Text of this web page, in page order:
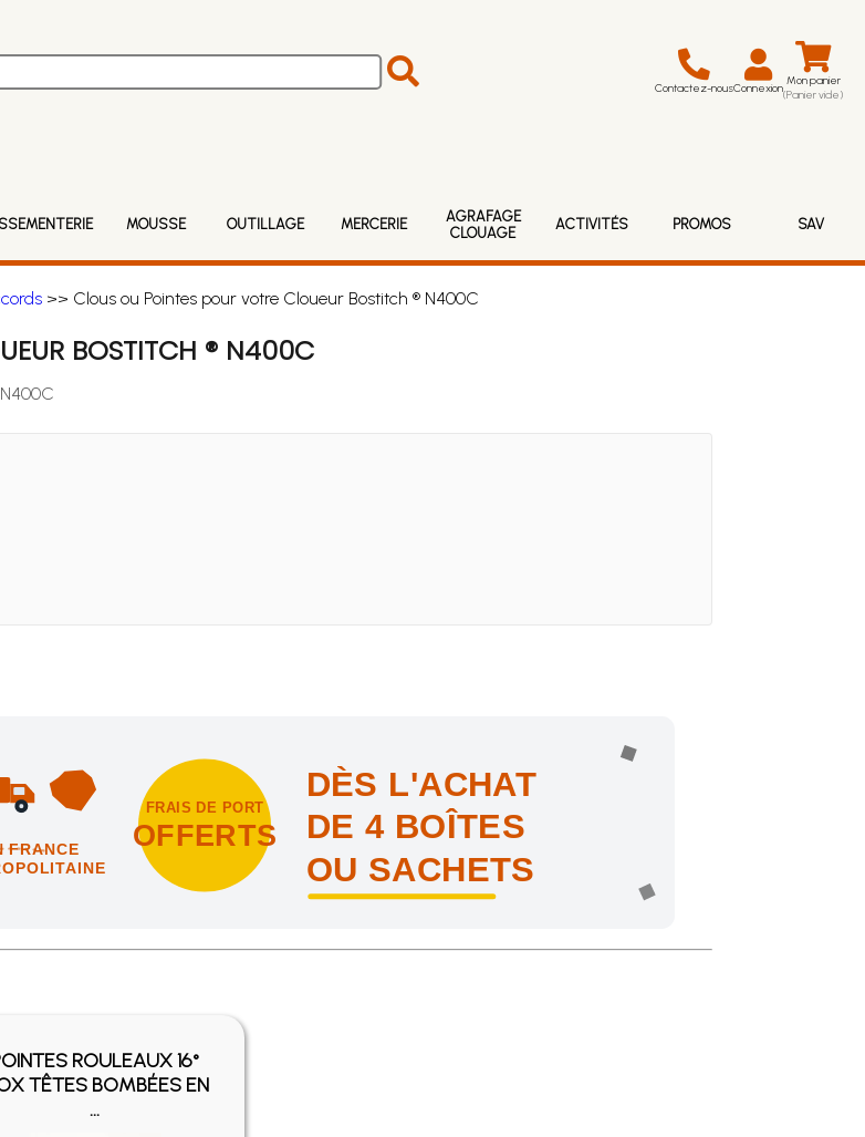
Contactez-nousConnexion Mon panier
(Panier vide)
MOUSSE OUTILLAGE MERCERIE
AGRAFAGE
CLOUAGE
ACTIVITÉS PROMOS SAV
>> Clous ou Pointes pour votre Cloueur Bostitch ® N400C
BOSTITCH ® N400C
FRANCE
FRAIS DE PORT
OFFERTS
DÈS L'ACHAT
DE 4 BOÎTES
OU SACHETS
offrons les frais de port en France métropolitaine !
ROULEAUX 16°
TÊTES BOMBÉES EN
...